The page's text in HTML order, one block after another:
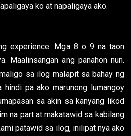
ko at napaligaya ako.
experience. Mga 8 o 9 na taon
Maalinsangan ang panahon nun.
sa ilog malapit sa bahay ng
pa ako marunong lumangoy
sa akin sa kanyang likod
na part at makatawid sa kabilang
patawid sa ilog, inilipat nya ako